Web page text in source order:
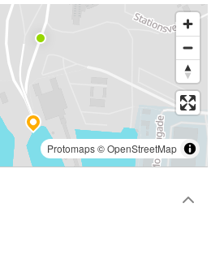
Protomaps©OpenStreetMap